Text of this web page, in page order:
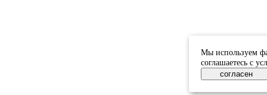
Мы используем
соглашаетесь с
согласен